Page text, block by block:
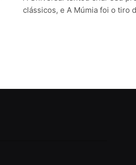
clássicos, e A Múmia foi o tiro